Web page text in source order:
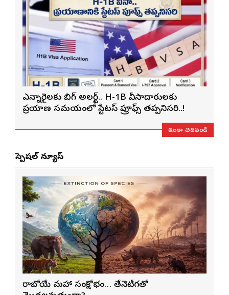
ఎన్నారైలకు బిగ్ అలర్ట్.. H-1B వీసాదారులకు
ప్రయాణ సమయంలో స్టేటస్ ప్రూఫ్స్ తప్పనిసరి..!
ఇంకా చదవండి
స్పెషల్ న్యూస్
రాబోయే మహా సంక్షోభం… తేనెటీగతో